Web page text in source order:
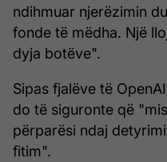
ndihmuar njerëzimin
fonde të mëdha. Një
dyja botëve".
Sipas fjalëve të
do të siguronte që
përparësi ndaj
fitim".